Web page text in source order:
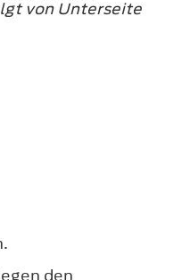
von Unterseite